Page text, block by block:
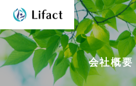
会社概要